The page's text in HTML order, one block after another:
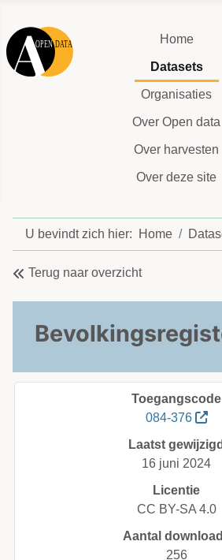
Home
Datasets
Organisaties
Over Open data
Over harvesten
Over deze site
U bevindt zich hier: Home
Terug naar overzicht
Toegangscode
084-376
Laatst gewijzigd
16 juni 2024
Licentie
CC BY-SA 4.0
Aantal
256